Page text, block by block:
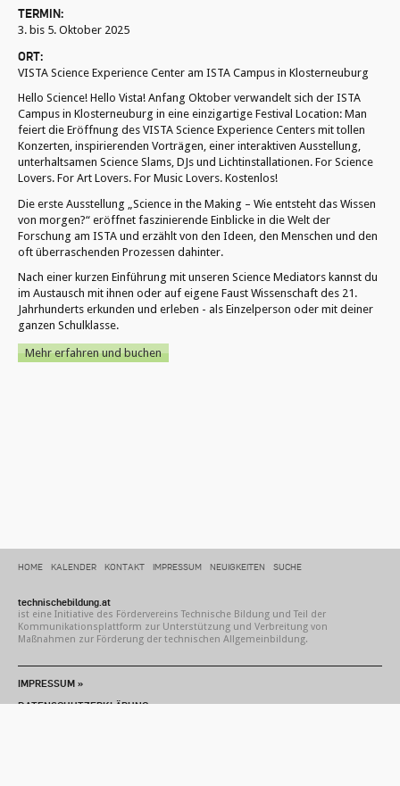
TERMIN:
3. bis 5. Oktober 2025
ORT:
VISTA Science Experience Center am ISTA Campus in Klosterneuburg
Hello Science! Hello Vista! Anfang Oktober verwandelt sich der ISTA
Campus in Klosterneuburg in eine einzigartige Festival Location: Man
feiert die Eröffnung des VISTA Science Experience Centers mit tollen
Konzerten, inspirierenden Vorträgen, einer interaktiven Ausstellung,
unterhaltsamen Science Slams, DJs und Lichtinstallationen. For Science
Lovers. For Art Lovers. For Music Lovers. Kostenlos!
Die erste Ausstellung „Science in the Making – Wie entsteht das Wissen
von morgen?“ eröffnet faszinierende Einblicke in die Welt der
Forschung am ISTA und erzählt von den Ideen, den Menschen und den
oft überraschenden Prozessen dahinter.
Nach einer kurzen Einführung mit unseren Science Mediators kannst du
im Austausch mit ihnen oder auf eigene Faust Wissenschaft des 21.
Jahrhunderts erkunden und erleben - als Einzelperson oder mit deiner
ganzen Schulklasse.
Mehr erfahren und buchen
HOME KALENDER KONTAKT IMPRESSUM NEUIGKEITEN SUCHE
technischebildung.at
ist eine Initiative des Fördervereins Technische Bildung und Teil der
Kommunikationsplattform zur Unterstützung und Verbreitung von
Maßnahmen zur Förderung der technischen Allgemeinbildung.
IMPRESSUM »
DATENSCHUTZERKLÄRUNG »